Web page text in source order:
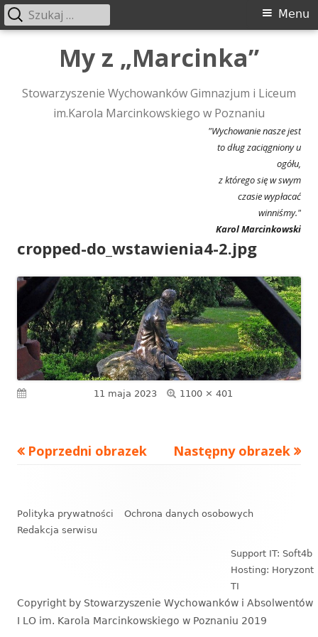
My z „Marcinka”
Stowarzyszenie Wychowanków Gimnazjum i Liceum
im.Karola Marcinkowskiego w Poznaniu
"Wychowanie nasze jest
to dług zaciągniony u
ogółu,
z którego się w swym
czasie wypłacać
winniśmy."
Karol Marcinkowski
Menu
główne
Menu
Szukaj:
cropped-do_wstawienia4-2.jpg
11 maja 2023
Pełny
1100 × 401
Poprzedni obrazek Następny obrazek
stopki
Polityka prywatności
Ochrona danych osobowych
Redakcja serwisu
Support IT: Soft4b
Hosting: Horyzont
TI
Copyright by Stowarzyszenie Wychowanków i Absolwentów
I LO im. Karola Marcinkowskiego w Poznaniu 2019